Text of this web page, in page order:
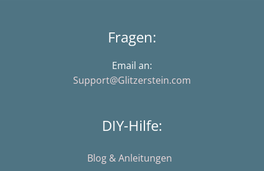
Fragen:
Email an:
Support@Glitzerstein.com
DIY-Hilfe:
Blog & Anleitungen